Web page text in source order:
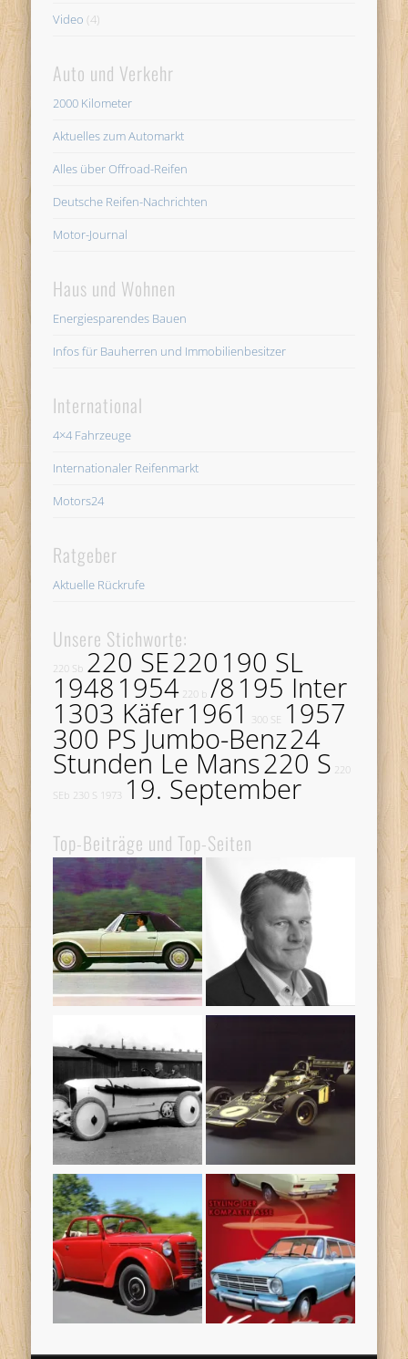
Video (4)
Auto und Verkehr
2000 Kilometer
Aktuelles zum Automarkt
Alles über Offroad-Reifen
Deutsche Reifen-Nachrichten
Motor-Journal
Haus und Wohnen
Energiesparendes Bauen
Infos für Bauherren und Immobilienbesitzer
International
4×4 Fahrzeuge
Internationaler Reifenmarkt
Motors24
Ratgeber
Aktuelle Rückrufe
Unsere Stichworte:
220 Sb 220 SE220 190 SL
1948 1954 220 b /8 195 Inter
1303 Käfer1961 300 SE 1957
300 PS Jumbo-Benz24
Stunden Le Mans220 S 220
SEb 230 S 1973 19. September
Top-Beiträge und Top-Seiten